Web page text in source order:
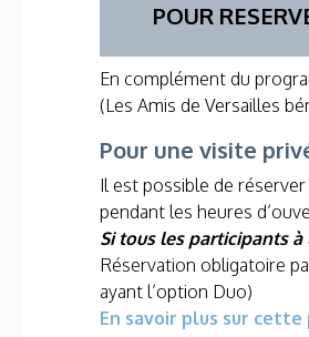
POUR
En complément du
(Les Amis de Versailles
Pour une visite
Il est possible de
pendant les heures
Si tous les participants
Réservation obligatoire
ayant l’option Duo)
En savoir plus sur